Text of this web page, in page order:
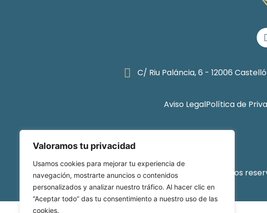
Valoramos tu privacidad
Usamos cookies para mejorar tu experiencia de
navegación, mostrarte anuncios o contenidos
personalizados y analizar nuestro tráfico. Al hacer clic en
“Aceptar todo” das tu consentimiento a nuestro uso de las
cookies.
C/ Riu Paláncia, 6 - 12006
Aviso LegalPolítica de
© 2026 Vicopol. Todos los derechos